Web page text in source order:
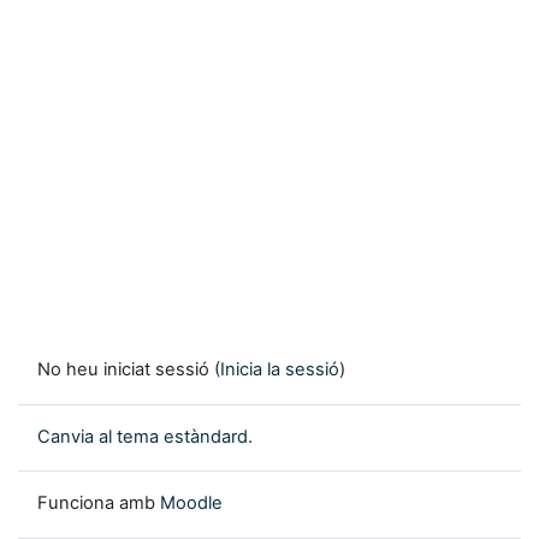
No heu iniciat sessió (Inicia la sessió)
Canvia al tema estàndard.
Funciona amb Moodle